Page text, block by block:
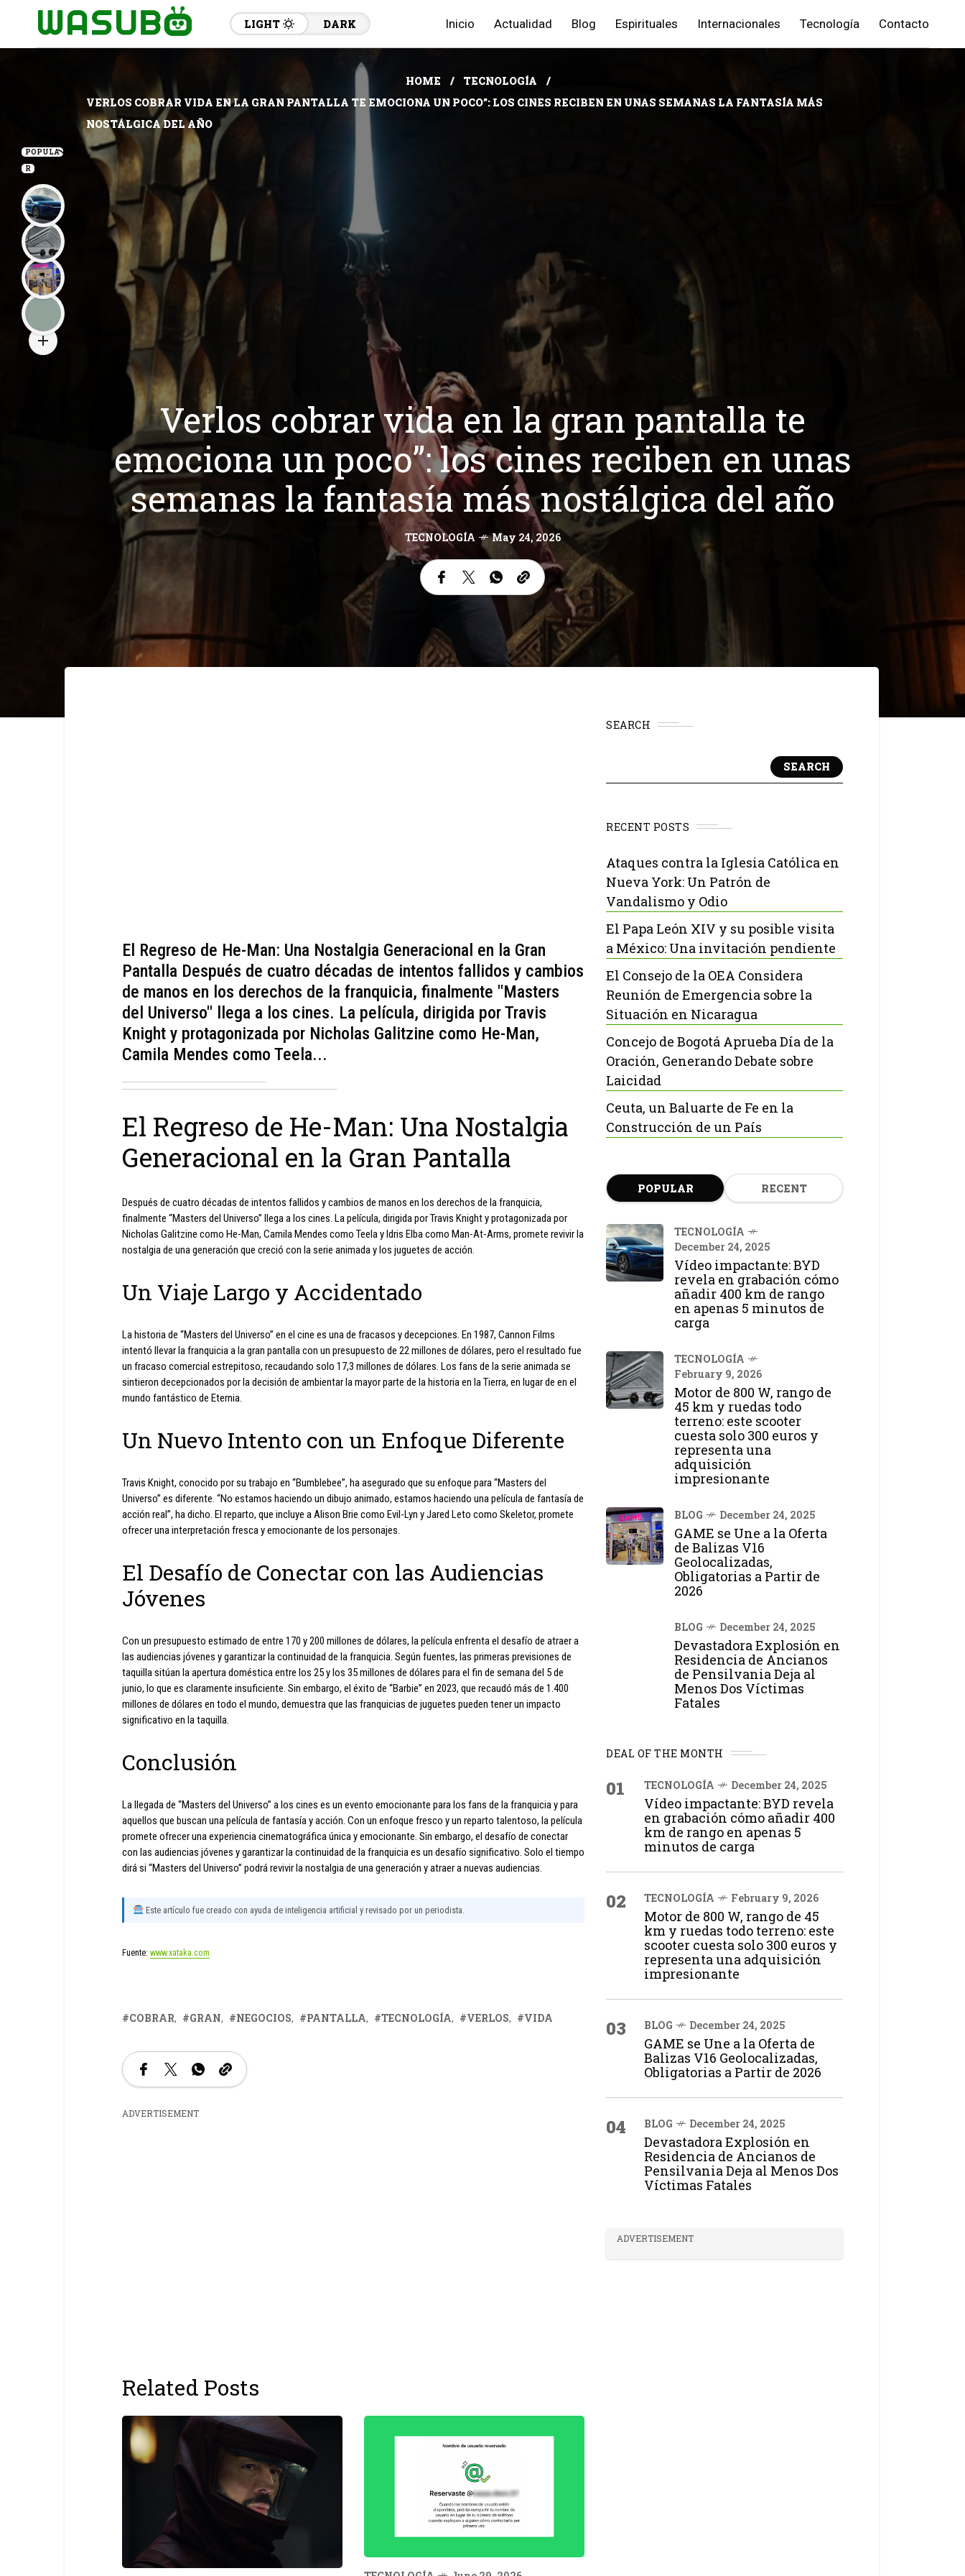
LIGHT DARK Inicio Actualidad Blog Espirituales Internacionales Tecnología Contacto
HOME
TECNOLOGÍA
VERLOS COBRAR VIDA EN LA GRAN PANTALLA TE EMOCIONA UN POCO”: LOS CINES RECIBEN EN UNAS SEMANAS LA FANTASÍA MÁS
NOSTÁLGICA DEL AÑO
Verlos cobrar vida en la gran pantalla te
emociona un poco”: los cines reciben en unas
semanas la fantasía más nostálgica del año
TECNOLOGÍA May 24, 2026
El Regreso de He-Man: Una Nostalgia Generacional en la Gran
Pantalla Después de cuatro décadas de intentos fallidos y cambios
de manos en los derechos de la franquicia, finalmente "Masters
del Universo" llega a los cines. La película, dirigida por Travis
Knight y protagonizada por Nicholas Galitzine como He-Man,
Camila Mendes como Teela...
El Regreso de He-Man: Una Nostalgia
Generacional en la Gran Pantalla
Después de cuatro décadas de intentos fallidos y cambios de manos en los derechos de la franquicia,
finalmente “Masters del Universo” llega a los cines. La película, dirigida por Travis Knight y protagonizada por
Nicholas Galitzine como He-Man, Camila Mendes como Teela y Idris Elba como Man-At-Arms, promete revivir la
nostalgia de una generación que creció con la serie animada y los juguetes de acción.
Un Viaje Largo y Accidentado
La historia de “Masters del Universo” en el cine es una de fracasos y decepciones. En 1987, Cannon Films
intentó llevar la franquicia a la gran pantalla con un presupuesto de 22 millones de dólares, pero el resultado fue
un fracaso comercial estrepitoso, recaudando solo 17,3 millones de dólares. Los fans de la serie animada se
sintieron decepcionados por la decisión de ambientar la mayor parte de la historia en la Tierra, en lugar de en el
mundo fantástico de Eternia.
Un Nuevo Intento con un Enfoque Diferente
Travis Knight, conocido por su trabajo en “Bumblebee”, ha asegurado que su enfoque para “Masters del
Universo” es diferente. “No estamos haciendo un dibujo animado, estamos haciendo una película de fantasía de
acción real”, ha dicho. El reparto, que incluye a Alison Brie como Evil-Lyn y Jared Leto como Skeletor, promete
ofrecer una interpretación fresca y emocionante de los personajes.
El Desafío de Conectar con las Audiencias
Jóvenes
Con un presupuesto estimado de entre 170 y 200 millones de dólares, la película enfrenta el desafío de atraer a
las audiencias jóvenes y garantizar la continuidad de la franquicia. Según fuentes, las primeras previsiones de
taquilla sitúan la apertura doméstica entre los 25 y los 35 millones de dólares para el fin de semana del 5 de
junio, lo que es claramente insuficiente. Sin embargo, el éxito de “Barbie” en 2023, que recaudó más de 1.400
millones de dólares en todo el mundo, demuestra que las franquicias de juguetes pueden tener un impacto
significativo en la taquilla.
Conclusión
La llegada de “Masters del Universo” a los cines es un evento emocionante para los fans de la franquicia y para
aquellos que buscan una película de fantasía y acción. Con un enfoque fresco y un reparto talentoso, la película
promete ofrecer una experiencia cinematográfica única y emocionante. Sin embargo, el desafío de conectar
con las audiencias jóvenes y garantizar la continuidad de la franquicia es un desafío significativo. Solo el tiempo
dirá si “Masters del Universo” podrá revivir la nostalgia de una generación y atraer a nuevas audiencias.
Este artículo fue creado con ayuda de inteligencia artificial y revisado por un periodista.
Fuente: www.xataka.com
COBRAR GRAN NEGOCIOS PANTALLA TECNOLOGÍA VERLOS VIDA
ADVERTISEMENT
Related Posts
SEARCH
SEARCH
RECENT POSTS
Ataques contra la Iglesia Católica en
Nueva York: Un Patrón de
Vandalismo y Odio
El Papa León XIV y su posible visita
a México: Una invitación pendiente
El Consejo de la OEA Considera
Reunión de Emergencia sobre la
Situación en Nicaragua
Concejo de Bogotá Aprueba Día de la
Oración, Generando Debate sobre
Laicidad
Ceuta, un Baluarte de Fe en la
Construcción de un País
POPULAR RECENT
TECNOLOGÍA
December 24, 2025
Vídeo impactante: BYD
revela en grabación cómo
añadir 400 km de rango
en apenas 5 minutos de
carga
TECNOLOGÍA
February 9, 2026
Motor de 800 W, rango de
45 km y ruedas todo
terreno: este scooter
cuesta solo 300 euros y
representa una
adquisición
impresionante
BLOG December 24, 2025
GAME se Une a la Oferta
de Balizas V16
Geolocalizadas,
Obligatorias a Partir de
2026
BLOG December 24, 2025
Devastadora Explosión en
Residencia de Ancianos
de Pensilvania Deja al
Menos Dos Víctimas
Fatales
DEAL OF THE MONTH
01 TECNOLOGÍA December 24, 2025
Vídeo impactante: BYD revela
en grabación cómo añadir 400
km de rango en apenas 5
minutos de carga
02 TECNOLOGÍA February 9, 2026
Motor de 800 W, rango de 45
km y ruedas todo terreno: este
scooter cuesta solo 300 euros y
representa una adquisición
impresionante
03 BLOG December 24, 2025
GAME se Une a la Oferta de
Balizas V16 Geolocalizadas,
Obligatorias a Partir de 2026
04 BLOG December 24, 2025
Devastadora Explosión en
Residencia de Ancianos de
Pensilvania Deja al Menos Dos
Víctimas Fatales
ADVERTISEMENT
POPULA
R